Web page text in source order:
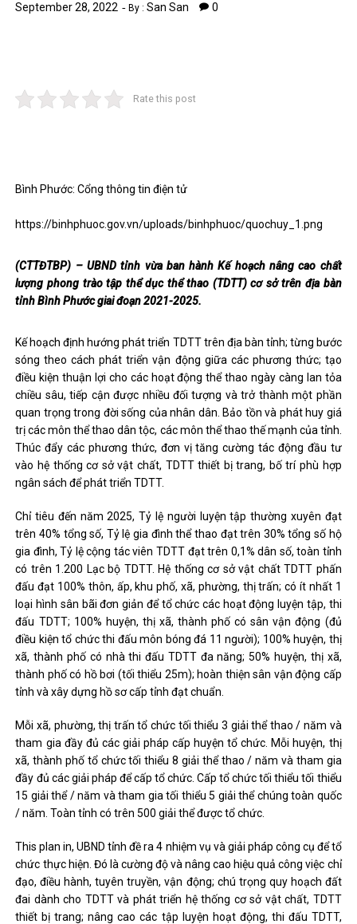
September 28, 2022 By :San San 0
Rate this post
Bình Phước: Cổng thông tin điện tử
https://binhphuoc.gov.vn/uploads/binhphuoc/quochuy_1.png
(CTTĐTBP) – UBND tỉnh vừa ban hành Kế hoạch nâng cao chất
lượng phong trào tập thể dục thể thao (TDTT) cơ sở trên địa bàn
tỉnh Bình Phước giai đoạn 2021-2025.
Kế hoạch định hướng phát triển TDTT trên địa bàn tỉnh; từng bước
sóng theo cách phát triển vận động giữa các phương thức; tạo
điều kiện thuận lợi cho các hoạt động thể thao ngày càng lan tỏa
chiều sâu, tiếp cận được nhiều đối tượng và trở thành một phần
quan trọng trong đời sống của nhân dân. Bảo tồn và phát huy giá
trị các môn thể thao dân tộc, các môn thể thao thế mạnh của tỉnh.
Thúc đẩy các phương thức, đơn vị tăng cường tác động đầu tư
vào hệ thống cơ sở vật chất, TDTT thiết bị trang, bố trí phù hợp
ngân sách để phát triển TDTT.
Chỉ tiêu đến năm 2025, Tỷ lệ người luyện tập thường xuyên đạt
trên 40% tổng số, Tỷ lệ gia đình thể thao đạt trên 30% tổng số hộ
gia đình, Tỷ lệ cộng tác viên TDTT đạt trên 0,1% dân số, toàn tỉnh
có trên 1.200 Lạc bộ TDTT. Hệ thống cơ sở vật chất TDTT phấn
đấu đạt 100% thôn, ấp, khu phố, xã, phường, thị trấn; có ít nhất 1
loại hình sân bãi đơn giản để tổ chức các hoạt động luyện tập, thi
đấu TDTT; 100% huyện, thị xã, thành phố có sân vận động (đủ
điều kiện tổ chức thi đấu môn bóng đá 11 người); 100% huyện, thị
xã, thành phố có nhà thi đấu TDTT đa năng; 50% huyện, thị xã,
thành phố có hồ bơi (tối thiểu 25m); hoàn thiện sân vận động cấp
tỉnh và xây dựng hồ sơ cấp tỉnh đạt chuẩn.
Mỗi xã, phường, thị trấn tổ chức tối thiểu 3 giải thể thao / năm và
tham gia đầy đủ các giải pháp cấp huyện tổ chức. Mỗi huyện, thị
xã, thành phố tổ chức tối thiểu 8 giải thể thao / năm và tham gia
đầy đủ các giải pháp để cấp tổ chức. Cấp tổ chức tối thiểu tối thiểu
15 giải thể / năm và tham gia tối thiểu 5 giải thể chúng toàn quốc
/ năm. Toàn tỉnh có trên 500 giải thể được tổ chức.
This plan in, UBND tỉnh đề ra 4 nhiệm vụ và giải pháp công cụ để tổ
chức thực hiện. Đó là cường độ và nâng cao hiệu quả công việc chỉ
đạo, điều hành, tuyên truyền, vận động; chú trọng quy hoạch đất
đai dành cho TDTT và phát triển hệ thống cơ sở vật chất, TDTT
thiết bị trang; nâng cao các tập luyện hoạt động, thi đấu TDTT,